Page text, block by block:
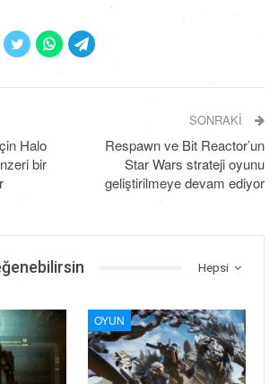
Halo
bir
SONRAKI
Respawn ve Bit Reactor’un
Star Wars strateji oyunu
geliştirilmeye devam ediyor
Hepsi
OYUN